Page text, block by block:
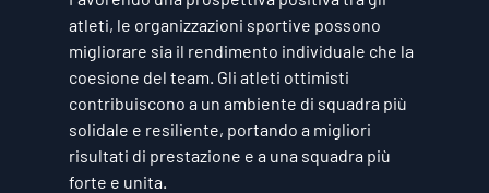
atleti, le organizzazioni sportive possono
migliorare sia il rendimento individuale che la
coesione del team. Gli atleti ottimisti
contribuiscono a un ambiente di squadra più
solidale e resiliente, portando a migliori
risultati di prestazione e a una squadra più
forte e unita.